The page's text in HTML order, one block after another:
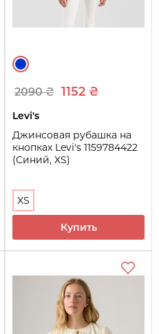
2090 ₴ 1152 ₴
Levi's
Джинсовая рубашка на
кнопках Levi's 1159784422
(Синий, XS)
XS
Купить